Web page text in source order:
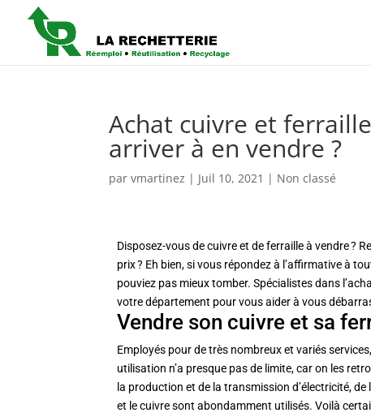
Achat cuivre et
arriver à en vendre ?
parvmartinez | Juil 10, 2021 | Non classé
Disposez-vous de cuivre et de ferraille à vendre ?
prix ? Eh bien, si vous répondez à l’affirmative à
pouviez pas mieux tomber. Spécialistes dans
votre département pour vous aider à vous
Vendre son cuivre et sa
Employés pour de très nombreux et variés
utilisation n’a presque pas de limite, car on les
la production et de la transmission d’électricité,
et le cuivre sont abondamment utilisés. Voilà